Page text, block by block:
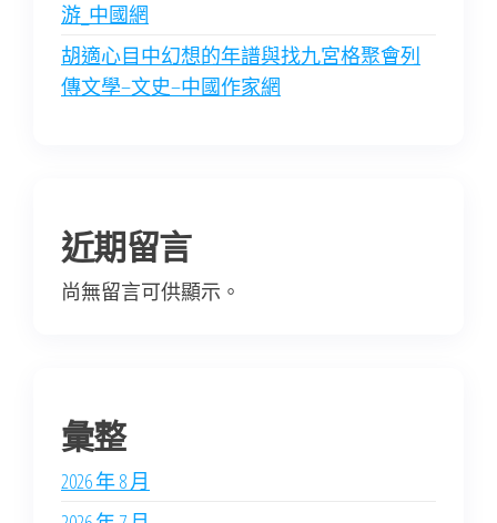
游_中國網
胡適心目中幻想的年譜與找九宮格聚會列
傳文學–文史–中國作家網
近期留言
尚無留言可供顯示。
彙整
2026 年 8 月